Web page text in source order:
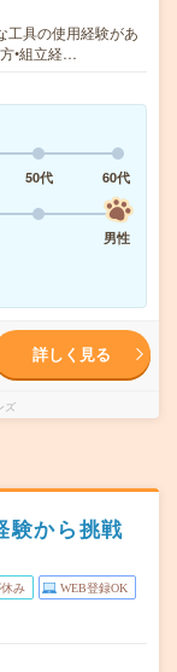
工具の使用経験があ
•組立経…
50代
60代
男性
詳しく見る
ズ
験から挑戦
み WEB登録OK